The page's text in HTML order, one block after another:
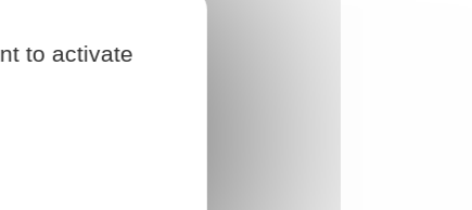
to activate